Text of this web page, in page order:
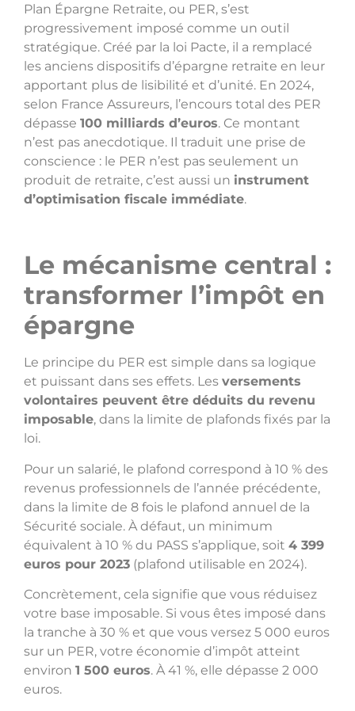
Plan Épargne Retraite, ou PER, s’est
progressivement imposé comme un outil
stratégique. Créé par la loi Pacte, il a remplacé
les anciens dispositifs d’épargne retraite en leur
apportant plus de lisibilité et d’unité. En 2024,
selon France Assureurs, l’encours total des PER
dépasse 100 milliards d’euros. Ce montant
n’est pas anecdotique. Il traduit une prise de
conscience : le PER n’est pas seulement un
produit de retraite, c’est aussi un instrument
d’optimisation fiscale immédiate.
Le mécanisme central :
transformer l’impôt en
épargne
Le principe du PER est simple dans sa logique
et puissant dans ses effets. Les versements
volontaires peuvent être déduits du revenu
imposable, dans la limite de plafonds fixés par la
loi.
Pour un salarié, le plafond correspond à 10 % des
revenus professionnels de l’année précédente,
dans la limite de 8 fois le plafond annuel de la
Sécurité sociale. À défaut, un minimum
équivalent à 10 % du PASS s’applique, soit 4 399
euros pour 2023 (plafond utilisable en 2024).
Concrètement, cela signifie que vous réduisez
votre base imposable. Si vous êtes imposé dans
la tranche à 30 % et que vous versez 5 000 euros
sur un PER, votre économie d’impôt atteint
environ 1 500 euros. À 41 %, elle dépasse 2 000
euros.